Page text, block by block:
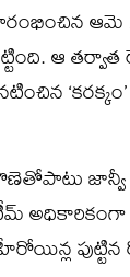
ఆమె
ఆ తర్వాత
పుట్టిన